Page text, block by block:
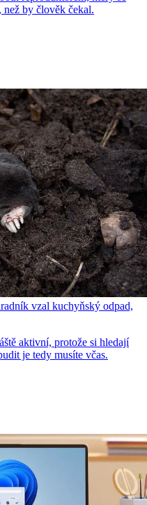
než by člověk čekal.
vzal kuchyňský odpad,
aktivní, protože si hledají
je tedy musíte včas.